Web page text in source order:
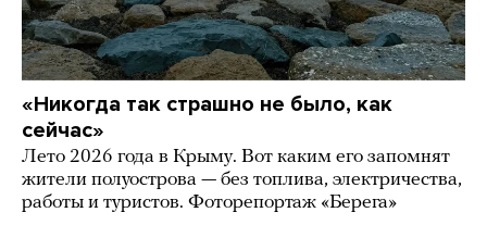
«Никогда так страшно не было, как
сейчас»
Лето 2026 года в Крыму. Вот каким его запомнят
жители полуострова — без топлива, электричества,
работы и туристов. Фоторепортаж «Берега»